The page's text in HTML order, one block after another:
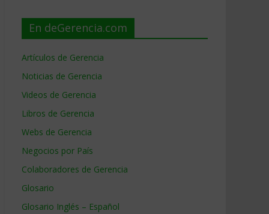
En deGerencia.com
Artículos de Gerencia
Noticias de Gerencia
Videos de Gerencia
Libros de Gerencia
Webs de Gerencia
Negocios por País
Colaboradores de Gerencia
Glosario
Glosario Inglés – Español